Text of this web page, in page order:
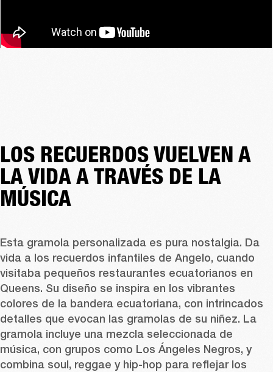
LOS RECUERDOS VUELVEN A
LA VIDA A TRAVÉS DE LA
MÚSICA
Esta gramola personalizada es pura nostalgia. Da
vida a los recuerdos infantiles de Angelo, cuando
visitaba pequeños restaurantes ecuatorianos en
Queens. Su diseño se inspira en los vibrantes
colores de la bandera ecuatoriana, con intrincados
detalles que evocan las gramolas de su niñez. La
gramola incluye una mezcla seleccionada de
música, con grupos como Los Ángeles Negros, y
combina soul, reggae y hip-hop para reflejar los